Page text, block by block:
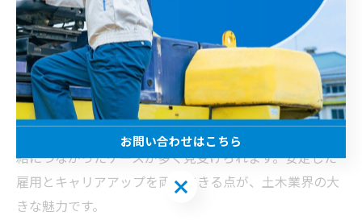
す。このため、資格や実務経験を積んだ技術者は、長期
的に安定した雇用が期待できます。実際に、地域密着型
の企業では、社員一人ひとりの技術向上を支援し、安定
した職場環境を提供しています。
例として、未経験から研修制度を活用して基礎技術を習
得し、現場での評価が高まったことで、正社員登用や昇
給につながったケースが多く見受けられます。安定した
雇用とキャリアアップを両立できる点が、土木業界の大
きな魅力です。
お問い合わせはこちら
お問い合わせはこちら